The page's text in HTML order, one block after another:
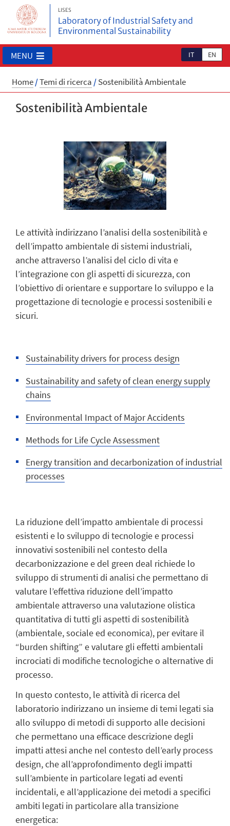
LISES
Laboratory of Industrial Safety and
Environmental Sustainability
IT EN
MENU
Home/Temi di ricerca /Sostenibilità Ambientale
Sostenibilità Ambientale
Le attività indirizzano l’analisi della sostenibilità e
dell’impatto ambientale di sistemi industriali,
anche attraverso l’analisi del ciclo di vita e
l’integrazione con gli aspetti di sicurezza, con
l’obiettivo di orientare e supportare lo sviluppo e la
progettazione di tecnologie e processi sostenibili e
sicuri.
Sustainability drivers for process design
Sustainability and safety of clean energy supply
chains
Environmental Impact of Major Accidents
Methods for Life Cycle Assessment
Energy transition and decarbonization of industrial
processes
La riduzione dell’impatto ambientale di processi
esistenti e lo sviluppo di tecnologie e processi
innovativi sostenibili nel contesto della
decarbonizzazione e del green deal richiede lo
sviluppo di strumenti di analisi che permettano di
valutare l’effettiva riduzione dell’impatto
ambientale attraverso una valutazione olistica
quantitativa di tutti gli aspetti di sostenibilità
(ambientale, sociale ed economica), per evitare il
“burden shifting” e valutare gli effetti ambientali
incrociati di modifiche tecnologiche o alternative di
processo.
In questo contesto, le attività di ricerca del
laboratorio indirizzano un insieme di temi legati sia
allo sviluppo di metodi di supporto alle decisioni
che permettano una efficace descrizione degli
impatti attesi anche nel contesto dell’early process
design, che all’approfondimento degli impatti
sull’ambiente in particolare legati ad eventi
incidentali, e all’applicazione dei metodi a specifici
ambiti legati in particolare alla transizione
energetica: